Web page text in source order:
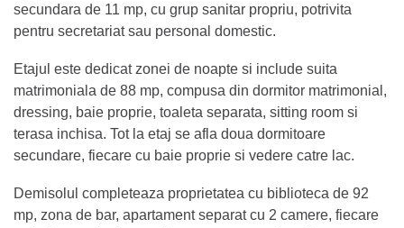
secundara de 11 mp, cu grup sanitar propriu, potrivita
pentru secretariat sau personal domestic.
Etajul este dedicat zonei de noapte si include suita
matrimoniala de 88 mp, compusa din dormitor matrimonial,
dressing, baie proprie, toaleta separata, sitting room si
terasa inchisa. Tot la etaj se afla doua dormitoare
secundare, fiecare cu baie proprie si vedere catre lac.
Demisolul completeaza proprietatea cu biblioteca de 92
mp, zona de bar, apartament separat cu 2 camere, fiecare